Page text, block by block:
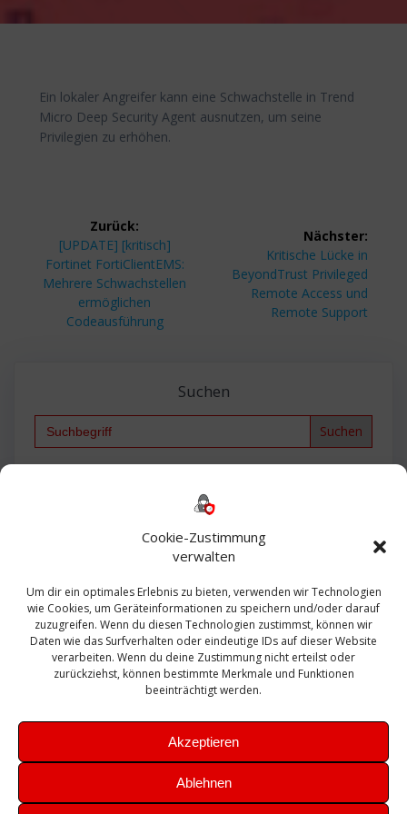
Cookie-Zustimmung
verwalten
Um dir ein optimales Erlebnis zu bieten, verwenden wir Technologien
wie Cookies, um Geräteinformationen zu speichern und/oder darauf
zuzugreifen. Wenn du diesen Technologien zustimmst, können wir
Daten wie das Surfverhalten oder eindeutige IDs auf dieser Website
verarbeiten. Wenn du deine Zustimmung nicht erteilst oder
zurückziehst, können bestimmte Merkmale und Funktionen
beeinträchtigt werden.
Akzeptieren
Ablehnen
Ein lokaler Angreifer kann eine Schwachstelle in Trend
Micro Deep Security Agent ausnutzen, um seine
Privilegien zu erhöhen.
Beitragsnavigation
Zurück:
Vorheriger
Beitrag:
[UPDATE] [kritisch]
Fortinet FortiClientEMS:
Mehrere Schwachstellen
ermöglichen
Codeausführung
Nächster:
Nächster
Beitrag:
Kritische Lücke in
BeyondTrust Privileged
Remote Access und
Remote Support
Suchen
Search
Bautagebuch
Exchange firewall Fritzbox
Microsoft
Sanierung SBS Security Server Sicherheit
Sicherung SIEM Sophos SSL Ubuntu
Update Upgrade UTM VCenter VCSA Veeam
VMWare VPN WAZUH Windows
Zertifikat